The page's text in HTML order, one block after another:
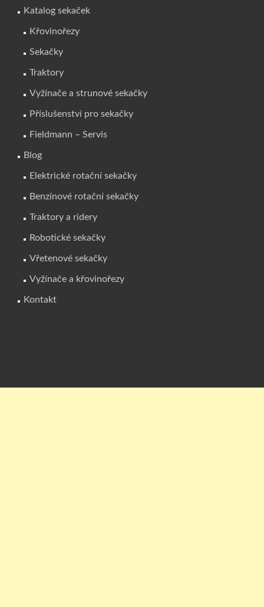
Katalog sekaček
Křovinořezy
Sekačky
Traktory
Vyžínače a strunové sekačky
Příslušenství pro sekačky
Fieldmann – Servis
Blog
Elektrické rotační sekačky
Benzínové rotační sekačky
Traktory a ridery
Robotické sekačky
Vřetenové sekačky
Vyžínače a křovinořezy
Kontakt